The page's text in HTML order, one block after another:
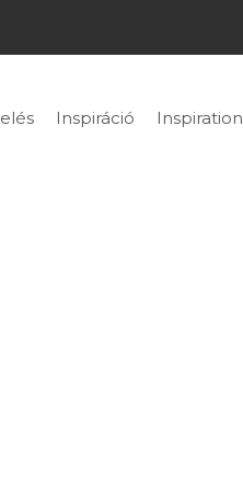
Inspiráció Inspiration